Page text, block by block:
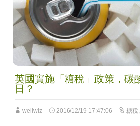
英國實施「糖稅」政策，碳
日？
wellwiz 2016/12/19 17:47:06 糖稅